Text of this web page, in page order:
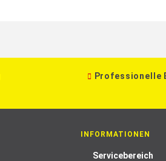
Professionelle
INFORMATIONEN
Servicebereich